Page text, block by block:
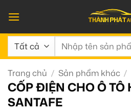
qua
nội
dung
Tìm
Trang chủ / Sản phẩm khác /
CỐP ĐIỆN CHO Ô TÔ
SANTAFE